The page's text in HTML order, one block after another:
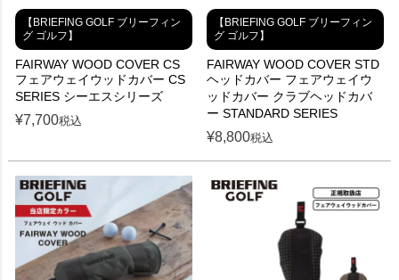
【BRIEFING GOLF ブリーフィン
グ ゴルフ】
FAIRWAY WOOD COVER CS
フェアウェイウッドカバー CS
SERIES シーエスシリーズ
¥7,700税込
【BRIEFING GOLF ブリーフィン
グ ゴルフ】
FAIRWAY WOOD COVER STD
ヘッドカバー フェアウェイウ
ッドカバー クラブヘッドカバ
ー STANDARD SERIES
¥8,800税込